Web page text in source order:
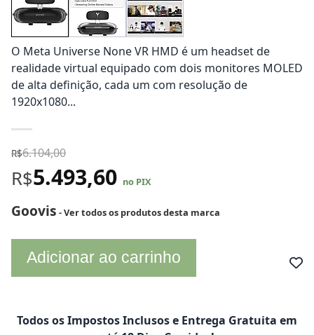
O Meta Universe None VR HMD é um headset de
realidade virtual equipado com dois monitores MOLED
de alta definição, cada um com resolução de
1920x1080...
R$6.104,00
R$5.493,60 no PIX
Goovis - Ver todos os produtos desta marca
Adicionar ao carrinho
Todos os Impostos Inclusos e Entrega Gratuita em